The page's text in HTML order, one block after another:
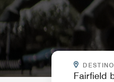
DESTINO
.